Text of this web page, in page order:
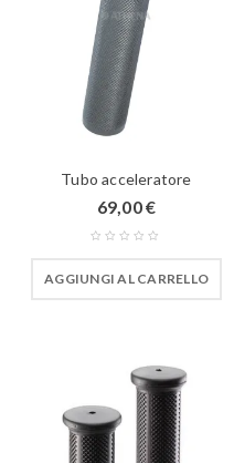
Tubo acceleratore
69,00€
AGGIUNGI AL CARRELLO